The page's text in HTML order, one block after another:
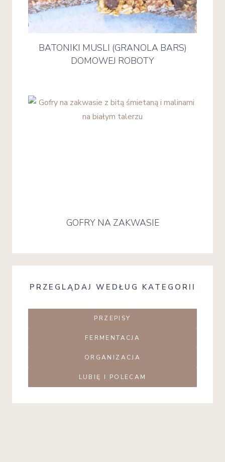
BATONIKI MUSLI (GRANOLA BARS)
DOMOWEJ ROBOTY
GOFRY NA ZAKWASIE
PRZEGLĄDAJ WEDŁUG KATEGORII
PRZEPISY
FERMENTACJA
ORGANIZACJA
LUBIĘ I POLECAM